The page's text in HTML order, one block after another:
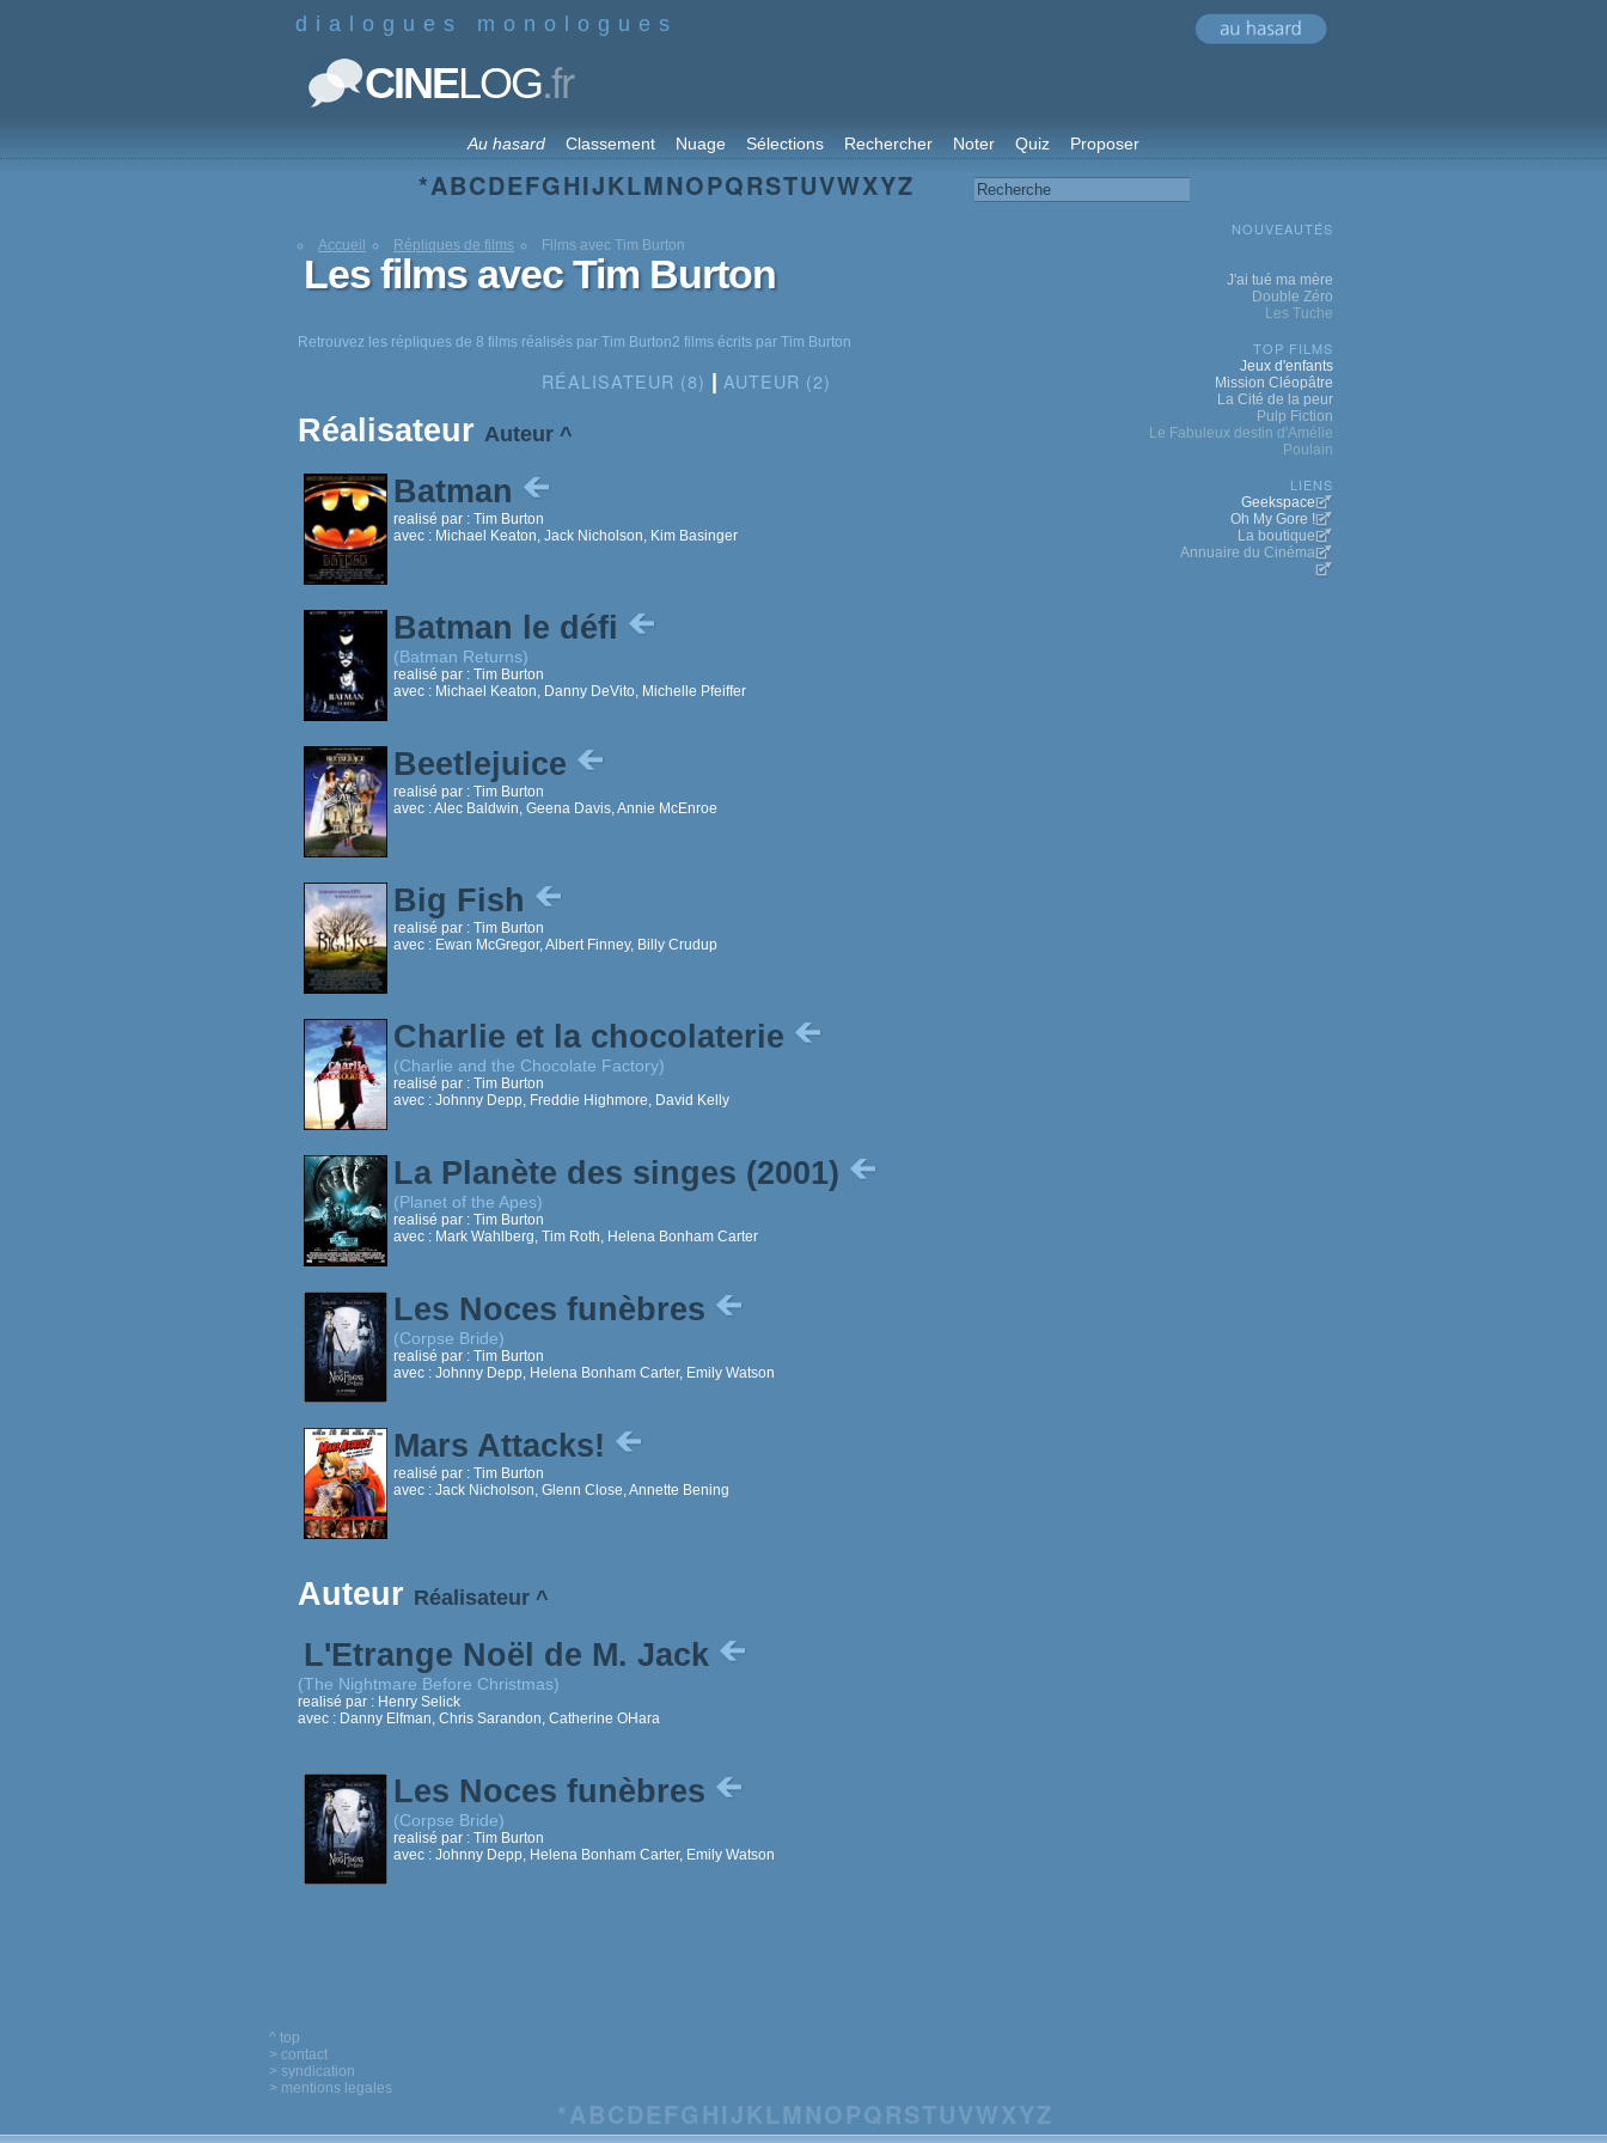
dialogues monologues
CINELOG.fr
Au hasard Classement Nuage Sélections Rechercher Noter Quiz Proposer
*ABCDEFGHIJKLMNOPQRSTUVWXYZ
Accueil Répliques de films Films avec Tim Burton
Les films avec Tim Burton
Retrouvez les répliques de 8 films réalisés par Tim Burton2 films écrits par Tim Burton
RÉALISATEUR (8) | AUTEUR (2)
Réalisateur Auteur ^
Batman
realisé par : Tim Burton
avec : Michael Keaton, Jack Nicholson, Kim Basinger
Batman le défi
(Batman Returns)
realisé par : Tim Burton
avec : Michael Keaton, Danny DeVito, Michelle Pfeiffer
Beetlejuice
realisé par : Tim Burton
avec :Alec Baldwin, Geena Davis, Annie McEnroe
Big Fish
realisé par : Tim Burton
avec : Ewan McGregor, Albert Finney, Billy Crudup
Charlie et la chocolaterie
(Charlie and the Chocolate Factory)
realisé par : Tim Burton
avec : Johnny Depp, Freddie Highmore, David Kelly
La Planète des singes (2001)
(Planet of the Apes)
realisé par : Tim Burton
avec : Mark Wahlberg, Tim Roth, Helena Bonham Carter
Les Noces funèbres
(Corpse Bride)
realisé par : Tim Burton
avec : Johnny Depp, Helena Bonham Carter, Emily Watson
Mars Attacks!
realisé par : Tim Burton
avec : Jack Nicholson, Glenn Close, Annette Bening
Auteur Réalisateur ^
L'Etrange Noël de M. Jack
(The Nightmare Before Christmas)
realisé par : Henry Selick
avec : Danny Elfman, Chris Sarandon, Catherine OHara
Les Noces funèbres
(Corpse Bride)
realisé par : Tim Burton
avec : Johnny Depp, Helena Bonham Carter, Emily Watson
NOUVEAUTÉS
J'ai tué ma mère
Double Zéro
Les Tuche
TOP FILMS
Jeux d'enfants
Mission Cléopâtre
La Cité de la peur
Pulp Fiction
Le Fabuleux destin d'Amélie
Poulain
LIENS
Geekspace
Oh My Gore !
La boutique
Annuaire du Cinéma
^ top
> contact
> syndication
> mentions legales
*ABCDEFG HIJ KLM NO PQRSTUVWXYZ